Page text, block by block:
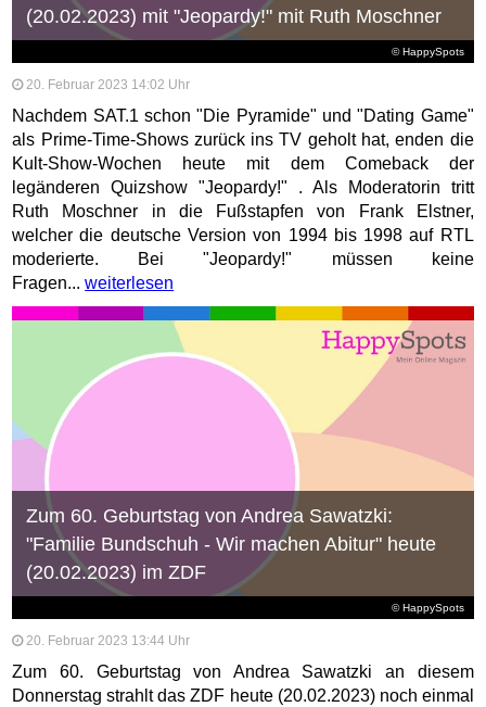
© HappySpots
(20.02.2023) mit "Jeopardy!" mit Ruth Moschner
20. Februar 2023 14:02 Uhr
Nachdem SAT.1 schon "Die Pyramide" und "Dating Game"
als Prime-Time-Shows zurück ins TV geholt hat, enden die
Kult-Show-Wochen heute mit dem Comeback der
legänderen Quizshow "Jeopardy!" . Als Moderatorin tritt
Ruth Moschner in die Fußstapfen von Frank Elstner,
welcher die deutsche Version von 1994 bis 1998 auf RTL
moderierte. Bei "Jeopardy!" müssen keine
Fragen...weiterlesen
© HappySpots
Zum 60. Geburtstag von Andrea Sawatzki:
"Familie Bundschuh - Wir machen Abitur" heute
(20.02.2023) im ZDF
20. Februar 2023 13:44 Uhr
Zum 60. Geburtstag von Andrea Sawatzki an diesem
Donnerstag strahlt das ZDF heute (20.02.2023) noch einmal